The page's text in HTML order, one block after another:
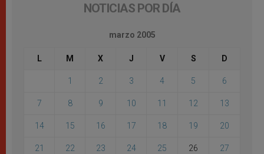
NOTICIAS POR DÍA
marzo 2005
L M X J V S D
1 2 3 4 5 6
7 8 9 10 11 12 13
14 15 16 17 18 19 20
21 22 23 24 25 26 27